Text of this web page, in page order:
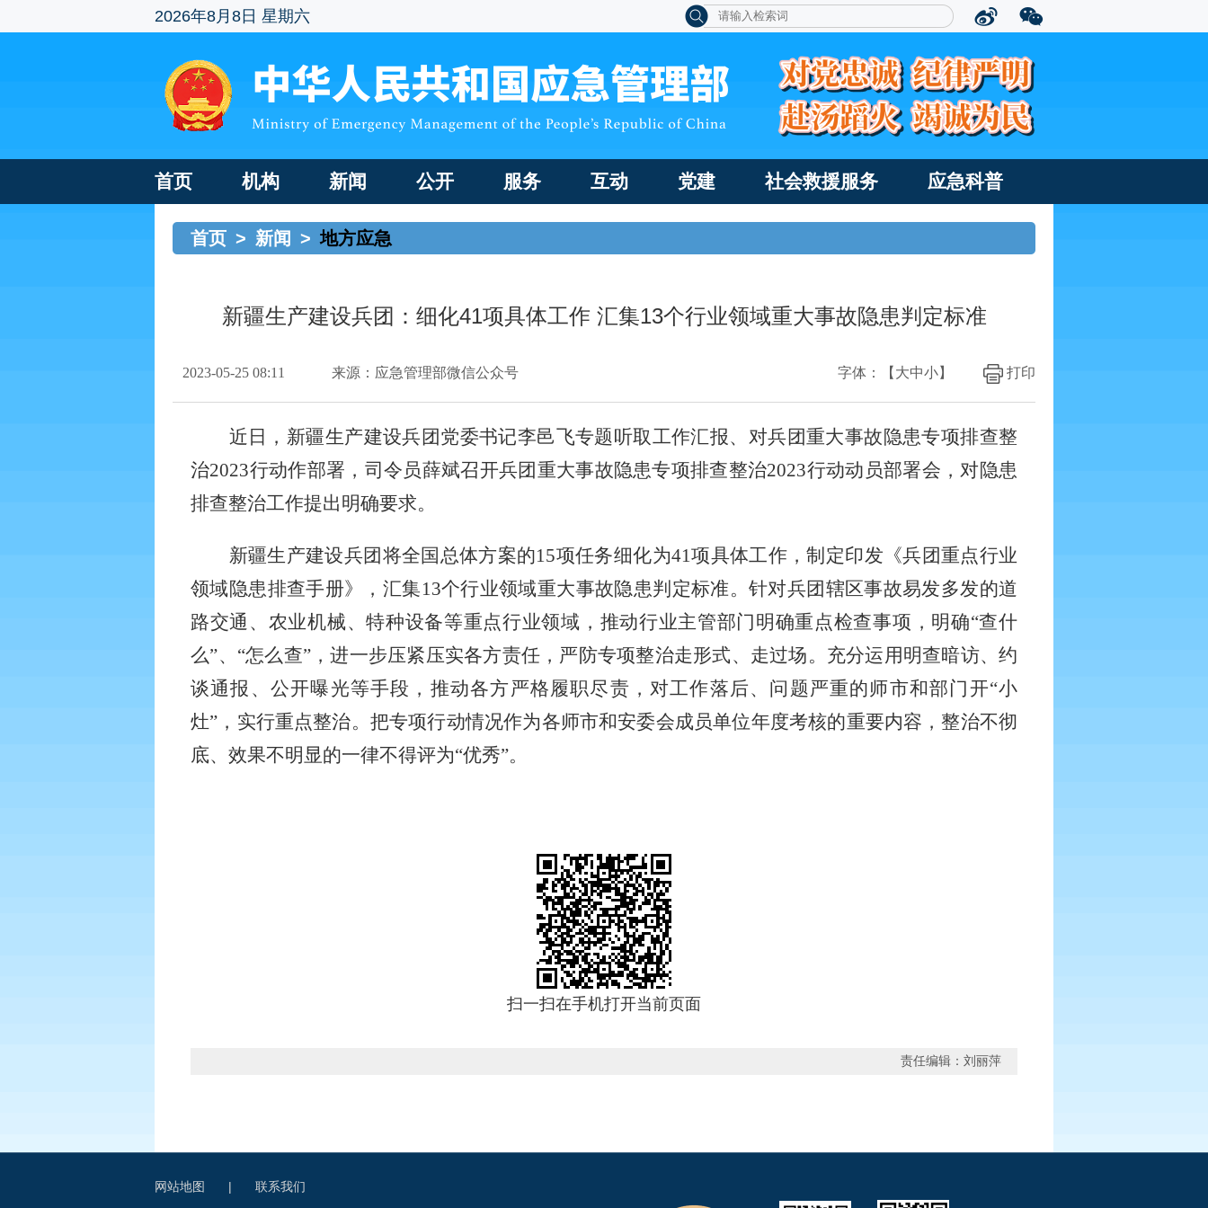
2026年8月8日 星期六
首页 机构 新闻 公开 服务 互动 党建 社会救援服务 应急科普
首页 > 新闻 > 地方应急
新疆生产建设兵团：细化41项具体工作 汇集13个行业领域重大事故隐患判定标准
2023-05-25 08:11 来源：应急管理部微信公众号 打印
字体：【 大中小】
近日，新疆生产建设兵团党委书记李邑飞专题听取工作汇报、对兵团重大事故隐患专项排查整
治2023行动作部署，司令员薛斌召开兵团重大事故隐患专项排查整治2023行动动员部署会，对隐患
排查整治工作提出明确要求。
新疆生产建设兵团将全国总体方案的15项任务细化为41项具体工作，制定印发《兵团重点行业
领域隐患排查手册》，汇集13个行业领域重大事故隐患判定标准。针对兵团辖区事故易发多发的道
路交通、农业机械、特种设备等重点行业领域，推动行业主管部门明确重点检查事项，明确“查什
么”、“怎么查”，进一步压紧压实各方责任，严防专项整治走形式、走过场。充分运用明查暗访、约
谈通报、公开曝光等手段，推动各方严格履职尽责，对工作落后、问题严重的师市和部门开“小
灶”，实行重点整治。把专项行动情况作为各师市和安委会成员单位年度考核的重要内容，整治不彻
底、效果不明显的一律不得评为“优秀”。
扫一扫在手机打开当前页面
责任编辑：刘丽萍
网站地图 | 联系我们